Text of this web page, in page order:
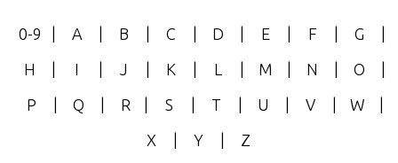
0-9 A B C D E F G
H
I J K L M N O
P
Q R S T U V W
X
Y Z